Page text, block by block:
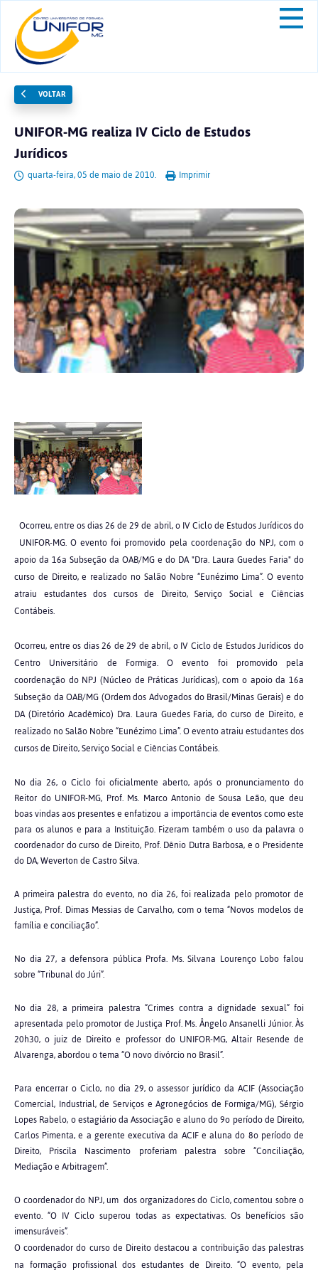
VOLTAR
UNIFOR-MG realiza IV Ciclo de Estudos
Jurídicos
quarta-feira, 05 de maio de 2010. Imprimir
Ocorreu, entre os dias 26 de 29 de abril, o IV Ciclo de Estudos Jurídicos do
UNIFOR-MG. O evento foi promovido pela coordenação do NPJ, com o
apoio da 16a Subseção da OAB/MG e do DA "Dra. Laura Guedes Faria" do
curso de Direito, e realizado no Salão Nobre “Eunézimo Lima”. O evento
atraiu estudantes dos cursos de Direito, Serviço Social e Ciências
Contábeis.
Ocorreu, entre os dias 26 de 29 de abril, o IV Ciclo de Estudos Jurídicos do
Centro Universitário de Formiga. O evento foi promovido pela
coordenação do NPJ (Núcleo de Práticas Jurídicas), com o apoio da 16a
Subseção da OAB/MG (Ordem dos Advogados do Brasil/Minas Gerais) e do
DA (Diretório Acadêmico) Dra. Laura Guedes Faria, do curso de Direito, e
realizado no Salão Nobre “Eunézimo Lima”. O evento atraiu estudantes dos
cursos de Direito, Serviço Social e Ciências Contábeis.
No dia 26, o Ciclo foi oficialmente aberto, após o pronunciamento do
Reitor do UNIFOR-MG, Prof. Ms. Marco Antonio de Sousa Leão, que deu
boas vindas aos presentes e enfatizou a importância de eventos como este
para os alunos e para a Instituição. Fizeram também o uso da palavra o
coordenador do curso de Direito, Prof. Dênio Dutra Barbosa, e o Presidente
do DA, Weverton de Castro Silva.
A primeira palestra do evento, no dia 26, foi realizada pelo promotor de
Justiça, Prof. Dimas Messias de Carvalho, com o tema “Novos modelos de
família e conciliação”.
No dia 27, a defensora pública Profa. Ms. Silvana Lourenço Lobo falou
sobre “Tribunal do Júri”.
No dia 28, a primeira palestra “Crimes contra a dignidade sexual” foi
apresentada pelo promotor de Justiça Prof. Ms. Ângelo Ansanelli Júnior. Às
20h30, o juiz de Direito e professor do UNIFOR-MG, Altair Resende de
Alvarenga, abordou o tema “O novo divórcio no Brasil”.
Para encerrar o Ciclo, no dia 29, o assessor jurídico da ACIF (Associação
Comercial, Industrial, de Serviços e Agronegócios de Formiga/MG), Sérgio
Lopes Rabelo, o estagiário da Associação e aluno do 9o período de Direito,
Carlos Pimenta, e a gerente executiva da ACIF e aluna do 8o período de
Direito, Priscila Nascimento proferiam palestra sobre “Conciliação,
Mediação e Arbitragem”.
O coordenador do NPJ, um dos organizadores do Ciclo, comentou sobre o
evento. “O IV Ciclo superou todas as expectativas. Os benefícios são
imensuráveis”.
O coordenador do curso de Direito destacou a contribuição das palestras
na formação profissional dos estudantes de Direito. “O evento, pela